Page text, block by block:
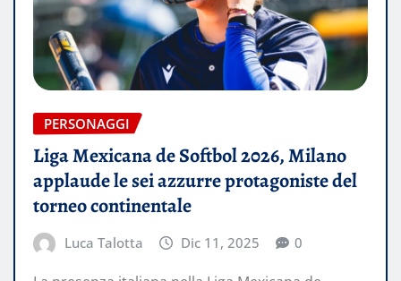
PERSONAGGI
Liga Mexicana de Softbol 2026, Milano
applaude le sei azzurre protagoniste del
torneo continentale
Luca Talotta Dic 11, 2025 0